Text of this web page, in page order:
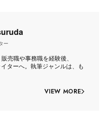
ー
売職や事務職を経験後、
ターへ。執筆ジャンルは、も
VIEW MORE